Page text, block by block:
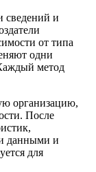
сведений и
от типа
одни
метод
организацию,
После
данными и
для